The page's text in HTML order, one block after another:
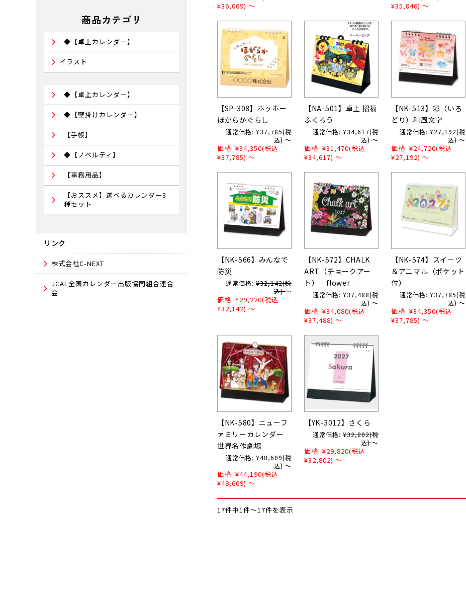
¥36,069) ～
¥35,046) ～
【SP-308】ホッホー
ほがらかぐらし
通常価格: ¥37,785(税
込) ～
価格: ¥34,350(税込
¥37,785) ～
【NA-501】卓上 招福
ふくろう
通常価格: ¥34,617(税
込) ～
価格: ¥31,470(税込
¥34,617) ～
【NK-513】彩（いろ
どり）和風文字
通常価格: ¥27,192(税
込) ～
価格: ¥24,720(税込
¥27,192) ～
【NK-566】みんなで
防災
通常価格: ¥32,142(税
込) ～
価格: ¥29,220(税込
¥32,142) ～
【NK-572】CHALK
ART（チョークアー
ト）‐flower‐
通常価格: ¥37,488(税
込) ～
価格: ¥34,080(税込
¥37,488) ～
【NK-574】スイーツ
＆アニマル（ポケット
付）
通常価格: ¥37,785(税
込) ～
価格: ¥34,350(税込
¥37,785) ～
【NK-580】ニューフ
ァミリーカレンダー
世界名作劇場
通常価格: ¥48,609(税
込) ～
価格: ¥44,190(税込
¥48,609) ～
【YK-3012】さくら
通常価格: ¥32,802(税
込) ～
価格: ¥29,820(税込
¥32,802) ～
17件中1件～17件を表示
商品カテゴリ
◆【卓上カレンダー】
イラスト
◆【卓上カレンダー】
◆【壁掛けカレンダー】
【手帳】
◆【ノベルティ】
【事務用品】
【おススメ】選べるカレンダー3
種セット
リンク
株式会社C-NEXT
JCAL全国カレンダー出版協同組合連合
会